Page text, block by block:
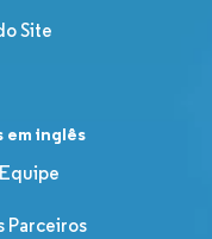
Site
em inglês
Parceiros